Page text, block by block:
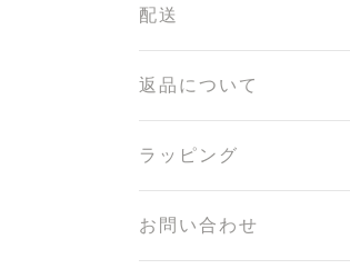
配送
返品について
ラッピング
お問い合わせ